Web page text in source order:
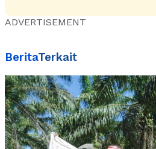
ADVERTISEMENT
BeritaTerkait